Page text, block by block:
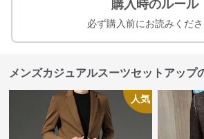
購入時のルール
必ず購入前にお読みくださ
メンズカジュアルスーツセットアップ
人気